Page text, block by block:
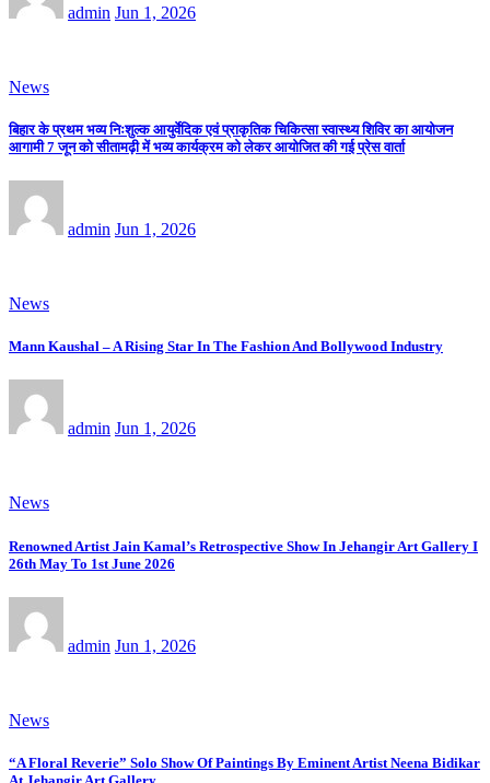
admin Jun 1, 2026
News
बिहार के प्रथम भव्य निःशुल्क आयुर्वेदिक एवं प्राकृतिक चिकित्सा स्वास्थ्य शिविर का आयोजन
आगामी 7 जून को सीतामढ़ी में भव्य कार्यक्रम को लेकर आयोजित की गई प्रेस वार्ता
admin Jun 1, 2026
News
Mann Kaushal – A Rising Star In The Fashion And Bollywood Industry
admin Jun 1, 2026
News
Renowned Artist Jain Kamal’s Retrospective Show In Jehangir Art Gallery I
26th May To 1st June 2026
admin Jun 1, 2026
News
“A Floral Reverie” Solo Show Of Paintings By Eminent Artist Neena Bidikar